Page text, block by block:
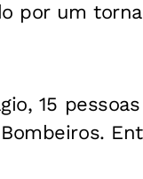
por um
15